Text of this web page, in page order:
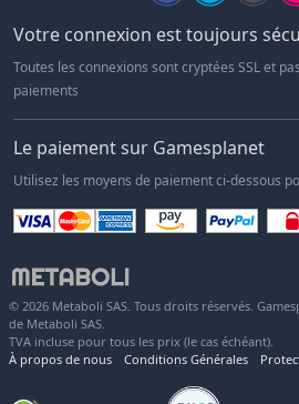
Votre connexion est toujours
Toutes les connexions sont cryptées SSL et
paiements
Le paiement sur Gamesplanet
Utilisez les moyens de paiement ci-dessous
© 2026 Metaboli SAS. Tous droits réservés.
de Metaboli SAS.
TVA incluse pour tous les prix (le cas échéant).
À propos de nous
Conditions Générales